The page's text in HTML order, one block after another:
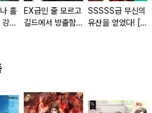
홀
해
EX급인 줄 모르고
길드에서 방출함
SSSSS급 무신의
유산을 얻었다! [단